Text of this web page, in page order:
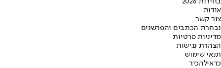
אודות
צור קשר
נבחרת הכתבים והפרשנים
מדיניות פרטיות
הצהרת נגישות
תנאי שימוש
כדאילהכיר